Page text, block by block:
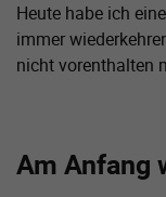
Heute habe ich
immer
nicht vorenthalten
Am Anfang